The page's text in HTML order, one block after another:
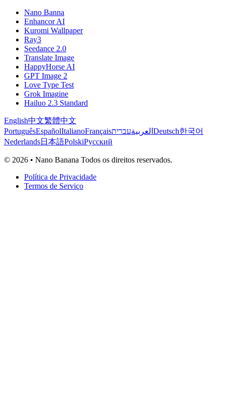
Nano Banna
Enhancor AI
Kuromi Wallpaper
Ray3
Seedance 2.0
Translate Image
HappyHorse AI
GPT Image 2
Love Type Test
Grok Imagine
Hailuo 2.3 Standard
English中文繁體中文
PortuguêsEspañolItalianoFrançais العربيةעברית Deutsch한국어
Nederlands日本語PolskiРусский
© 2026 • Nano Banana Todos os direitos reservados.
Política de Privacidade
Termos de Serviço